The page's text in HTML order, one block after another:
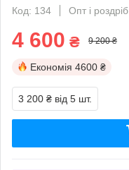
Код: 134
Опт і роздріб
4 600 ₴ 9 200 ₴
Економія 4600 ₴
3 200 ₴ від 5 шт.